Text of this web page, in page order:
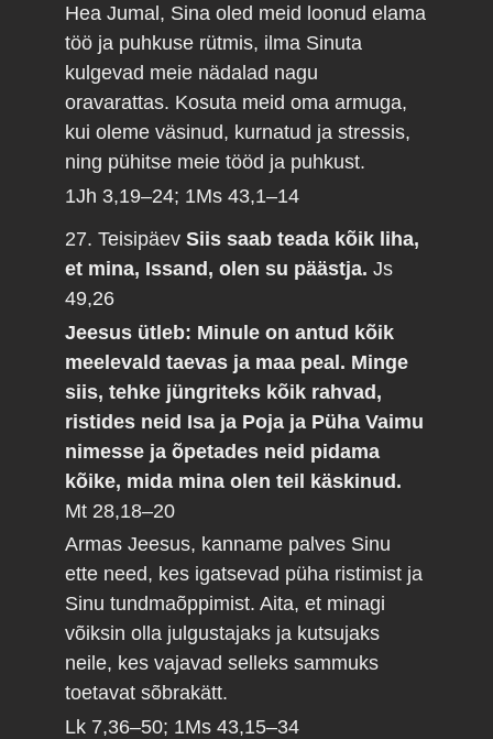
Hea Jumal, Sina oled meid loonud elama
töö ja puhkuse rütmis, ilma Sinuta
kulgevad meie nädalad nagu
oravarattas. Kosuta meid oma armuga,
kui oleme väsinud, kurnatud ja stressis,
ning pühitse meie tööd ja puhkust.
1Jh 3,19–24; 1Ms 43,1–14
27. TeisipäevSiis saab teada kõik liha,
et mina, Issand, olen su päästja.Js
49,26
Jeesus ütleb: Minule on antud kõik
meelevald taevas ja maa peal. Minge
siis, tehke jüngriteks kõik rahvad,
ristides neid Isa ja Poja ja Püha Vaimu
nimesse ja õpetades neid pidama
kõike, mida mina olen teil käskinud.
Mt 28,18–20
Armas Jeesus, kanname palves Sinu
ette need, kes igatsevad püha ristimist ja
Sinu tundmaõppimist. Aita, et minagi
võiksin olla julgustajaks ja kutsujaks
neile, kes vajavad selleks sammuks
toetavat sõbrakätt.
Lk 7,36–50; 1Ms 43,15–34